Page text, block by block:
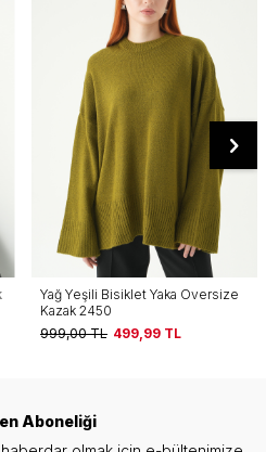
Yağ Yeşili Bisiklet Yaka Oversize
Kazak 2450
999,00TL 499,99TL
Aboneliği